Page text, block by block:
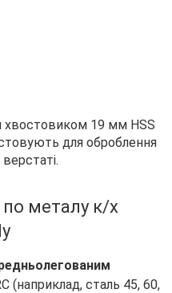
хвостовиком 19 мм HSS
для оброблення
металу к/х
(наприклад, сталь 45, 60,